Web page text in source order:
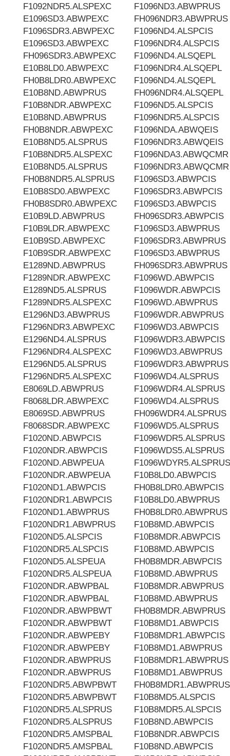
F1092NDR5.ALSPEXC
E1096SD3.ABWPEXC
F1096SDR3.ABWPEXC
E1096SD3.ABWPEXC
FH096SDR3.ABWPEXC
E10B8LD0.ABWPEXC
FH0B8LDR0.ABWPEXC
E10B8ND.ABWPRUS
F10B8NDR.ABWPEXC
E10B8ND.ABWPRUS
FH0B8NDR.ABWPEXC
E10B8ND5.ALSPRUS
F10B8NDR5.ALSPEXC
E10B8ND5.ALSPRUS
FH0B8NDR5.ALSPRUS
E10B8SD0.ABWPEXC
FH0B8SDR0.ABWPEXC
E10B9LD.ABWPRUS
F10B9LDR.ABWPEXC
E10B9SD.ABWPEXC
F10B9SDR.ABWPEXC
E1289ND.ABWPRUS
F1289NDR.ABWPEXC
E1289ND5.ALSPRUS
F1289NDR5.ALSPEXC
E1296ND3.ABWPRUS
F1296NDR3.ABWPEXC
E1296ND4.ALSPRUS
F1296NDR4.ALSPEXC
E1296ND5.ALSPRUS
F1296NDR5.ALSPEXC
E8069LD.ABWPRUS
F8068LDR.ABWPEXC
E8069SD.ABWPRUS
F8068SDR.ABWPEXC
F1020ND.ABWPCIS
F1020NDR.ABWPCIS
F1020ND.ABWPEUA
F1020NDR.ABWPEUA
F1020ND1.ABWPCIS
F1020NDR1.ABWPCIS
F1020ND1.ABWPRUS
F1020NDR1.ABWPRUS
F1020ND5.ALSPCIS
F1020NDR5.ALSPCIS
F1020ND5.ALSPEUA
F1020NDR5.ALSPEUA
F1020NDR.ABWPBAL
F1020NDR.ABWPBAL
F1020NDR.ABWPBWT
F1020NDR.ABWPBWT
F1020NDR.ABWPEBY
F1020NDR.ABWPEBY
F1020NDR.ABWPRUS
F1020NDR.ABWPRUS
F1020NDR5.ABWPBWT
F1020NDR5.ABWPBWT
F1020NDR5.ALSPRUS
F1020NDR5.ALSPRUS
F1020NDR5.AMSPBAL
F1020NDR5.AMSPBAL
F1096ND3.ABWPRUS
FH096NDR3.ABWPRUS
F1096ND4.ALSPCIS
F1096NDR4.ALSPCIS
F1096ND4.ALSQEPL
F1096NDR4.ALSQEPL
F1096ND4.ALSQEPL
FH096NDR4.ALSQEPL
F1096ND5.ALSPCIS
F1096NDR5.ALSPCIS
F1096NDA.ABWQEIS
F1096NDR3.ABWQEIS
F1096NDA3.ABWQCMR
F1096NDR3.ABWQCMR
F1096SD3.ABWPCIS
F1096SDR3.ABWPCIS
F1096SD3.ABWPCIS
FH096SDR3.ABWPCIS
F1096SD3.ABWPRUS
F1096SDR3.ABWPRUS
F1096SD3.ABWPRUS
FH096SDR3.ABWPRUS
F1096WD.ABWPCIS
F1096WDR.ABWPCIS
F1096WD.ABWPRUS
F1096WDR.ABWPRUS
F1096WD3.ABWPCIS
F1096WDR3.ABWPCIS
F1096WD3.ABWPRUS
F1096WDR3.ABWPRUS
F1096WD4.ALSPRUS
F1096WDR4.ALSPRUS
F1096WD4.ALSPRUS
FH096WDR4.ALSPRUS
F1096WD5.ALSPRUS
F1096WDR5.ALSPRUS
F1096WDS5.ALSPRUS
F1096WDYR5.ALSPRUS
F10B8LD0.ABWPCIS
FH0B8LDR0.ABWPCIS
F10B8LD0.ABWPRUS
FH0B8LDR0.ABWPRUS
F10B8MD.ABWPCIS
F10B8MDR.ABWPCIS
F10B8MD.ABWPCIS
FH0B8MDR.ABWPCIS
F10B8MD.ABWPRUS
F10B8MDR.ABWPRUS
F10B8MD.ABWPRUS
FH0B8MDR.ABWPRUS
F10B8MD1.ABWPCIS
F10B8MDR1.ABWPCIS
F10B8MD1.ABWPRUS
F10B8MDR1.ABWPRUS
F10B8MD1.ABWPRUS
FH0B8MDR1.ABWPRUS
F10B8MD5.ALSPCIS
F10B8MDR5.ALSPCIS
F10B8ND.ABWPCIS
F10B8NDR.ABWPCIS
F10B8ND.ABWPCIS